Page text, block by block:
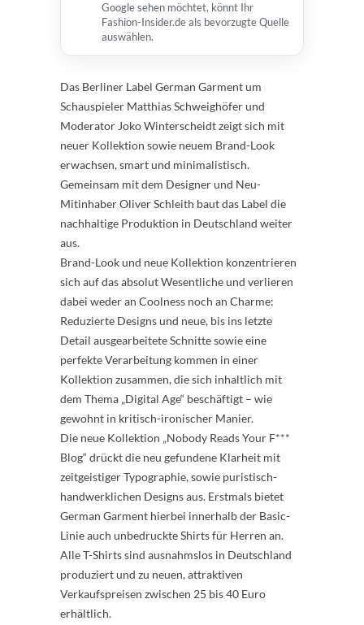
Google sehen möchtet, könnt Ihr
Fashion-Insider.de als bevorzugte Quelle
auswählen.
Das Berliner Label German Garment um
Schauspieler Matthias Schweighöfer und
Moderator Joko Winterscheidt zeigt sich mit
neuer Kollektion sowie neuem Brand-Look
erwachsen, smart und minimalistisch.
Gemeinsam mit dem Designer und Neu-
Mitinhaber Oliver Schleith baut das Label die
nachhaltige Produktion in Deutschland weiter
aus.
Brand-Look und neue Kollektion konzentrieren
sich auf das absolut Wesentliche und verlieren
dabei weder an Coolness noch an Charme:
Reduzierte Designs und neue, bis ins letzte
Detail ausgearbeitete Schnitte sowie eine
perfekte Verarbeitung kommen in einer
Kollektion zusammen, die sich inhaltlich mit
dem Thema „Digital Age“ beschäftigt – wie
gewohnt in kritisch-ironischer Manier.
Die neue Kollektion „Nobody Reads Your F***
Blog“ drückt die neu gefundene Klarheit mit
zeitgeistiger Typographie, sowie puristisch-
handwerklichen Designs aus. Erstmals bietet
German Garment hierbei innerhalb der Basic-
Linie auch unbedruckte Shirts für Herren an.
Alle T-Shirts sind ausnahmslos in Deutschland
produziert und zu neuen, attraktiven
Verkaufspreisen zwischen 25 bis 40 Euro
erhältlich.